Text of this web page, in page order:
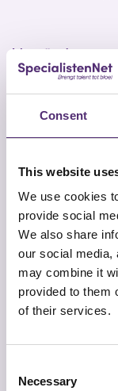
Consent
This website
We use cookies
provide social
We also share
our social media,
may combine it
provided to them
of their services.
Selection
Necessary
Verwijs door
Iemand zal
delen als hij/zij
Soms is dat
geval. In dat
HR-
Follow-up
Het houdt niet
een eventuele
Maak zo
medewerker
bedrijfsarts